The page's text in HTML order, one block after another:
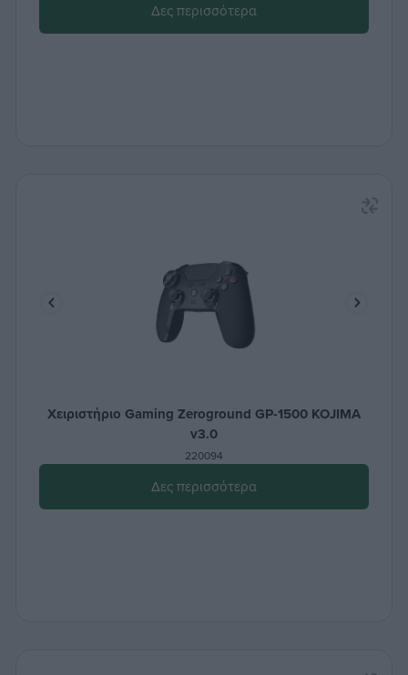
Δες περισσότερα
Χειριστήριο Gaming Zeroground GP-1500 KOJIMA
v3.0
220094
Δες περισσότερα